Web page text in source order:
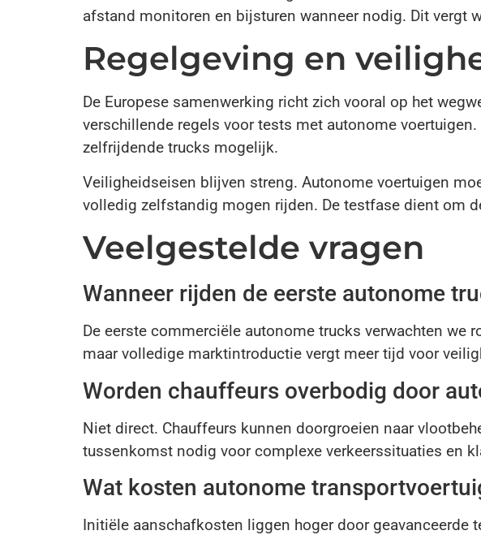
afstand monitoren en bijsturen wanneer nodig. Dit vergt
Regelgeving en
De Europese samenwerking richt zich vooral op het
verschillende regels voor tests met autonome
zelfrijdende trucks mogelijk.
Veiligheidseisen blijven streng. Autonome voertuigen
volledig zelfstandig mogen rijden. De testfase dient om
Veelgestelde vragen
Wanneer rijden de eerste autonome
De eerste commerciële autonome trucks verwachten
maar volledige marktintroductie vergt meer tijd voor
Worden chauffeurs overbodig door
Niet direct. Chauffeurs kunnen doorgroeien naar
tussenkomst nodig voor complexe verkeerssituaties en
Wat kosten autonome
Initiële aanschafkosten liggen hoger door